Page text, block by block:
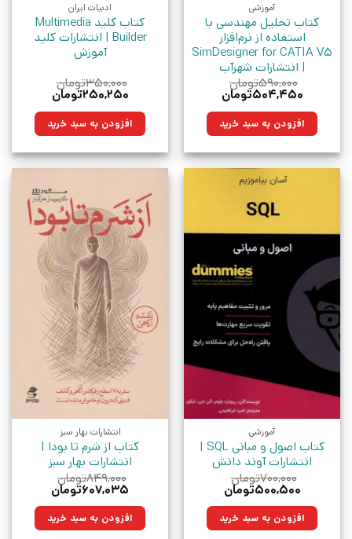
آموزشی
کتاب تحلیل مهندسی با
استفاده از نرم‌افزار
SimDesigner for CATIA V5
| انتشارات شهرآب
۵۹۰,۰۰۰تومان
قیمت
۵۹۰,۰۰۰تومان
بود.
۵۰۴,۴۵۰تومان
۵۰۴,۴۵۰تومان. افزودن به سبد خرید
ادبیات ایران
کتاب کلید Multimedia
Builder | انتشارات کلید
آموزش
۳۵۰,۰۰۰تومان
قیمت
۳۵۰,۰۰۰تومان
بود.
۲۵۰,۲۵۰تومان
۲۵۰,۲۵۰تومان.افزودن به سبد خرید
آموزشی
کتاب اصول و مبانی SQL |
انتشارات آوند دانش
۷۰۰,۰۰۰تومان
قیمت
۷۰۰,۰۰۰تومان
بود.
۵۰۰,۵۰۰تومان
۵۰۰,۵۰۰تومان.افزودن به سبد خرید
انتشارات بهار سبز
کتاب از شرم تا بودا |
انتشارات بهار سبز
۸۴۹,۰۰۰تومان
قیمت
۸۴۹,۰۰۰تومان
بود.
۶۰۷,۰۳۵تومان
۶۰۷,۰۳۵تومان.افزودن به سبد خرید